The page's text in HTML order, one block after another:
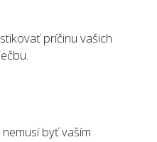
príčinu vašich
byť vaším